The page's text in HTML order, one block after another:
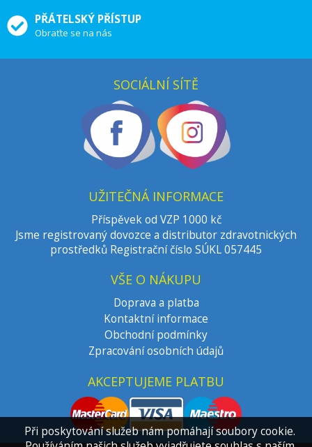
PŘÁTELSKÝ PŘÍSTUP
Obraťte se na nás
SOCIÁLNÍ SÍTĚ
UŽITEČNÁ INFORMACE
Příspěvek od VZP 1000 kč
Jsme registrovaný dovozce a distributor zdravotnických
prostředků Registrační číslo SÚKL 057445
VŠE O NÁKUPU
Doprava a platba
Kontaktní informace
Obchodní podmínky
Zpracování osobních údajů
AKCEPTUJEME PLATBU
Při poskytování služeb nám pomáhají soubory cookie.